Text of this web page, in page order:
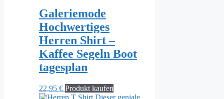
Galeriemode
Hochwertiges
Herren Shirt –
Kaffee Segeln Boot
tagesplan
22,95 € Produkt kaufen